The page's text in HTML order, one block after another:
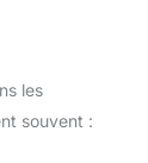
les
souvent :